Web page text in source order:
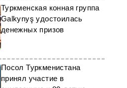
Туркменская конная группа
Galkynyş удостоилась
денежных призов
Посол Туркменистана
принял участие в